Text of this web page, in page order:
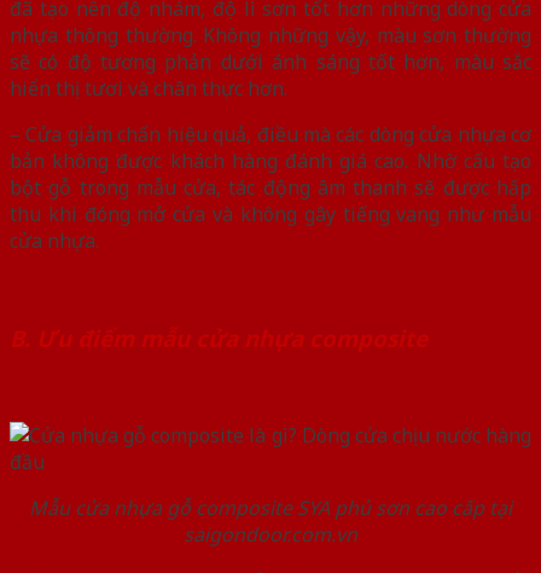
đã tạo nên độ nhám, độ lì sơn tốt hơn những dòng cửa
nhựa thông thường. Không những vậy, màu sơn thường
sẽ có độ tương phản dưới ánh sáng tốt hơn, màu sắc
hiển thị tươi và chân thực hơn.
– Cửa giảm chấn hiệu quả, điều mà các dòng cửa nhựa cơ
bản không được khách hàng đánh giá cao. Nhờ cấu tạo
bột gỗ trong mẫu cửa, tác động âm thanh sẽ được hấp
thu khi đóng mở cửa và không gây tiếng vang như mẫu
cửa nhựa.
B. Ưu điểm mẫu cửa nhựa composite
Mẫu cửa nhựa gỗ composite SYA phủ sơn cao cấp tại
saigondoor.com.vn